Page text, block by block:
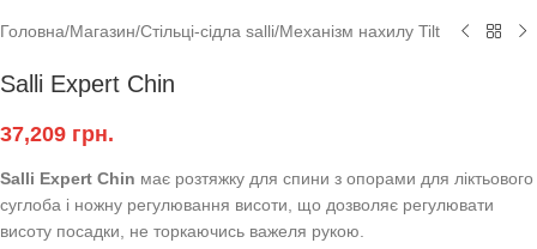
Головна/Магазин/Стільці-сідла salli/Механізм нахилу Tilt
Salli Expert Chin
37,209 грн.
Salli Expert Chin має розтяжку для спини з опорами для ліктьового
суглоба і ножну регулювання висоти, що дозволяє регулювати
висоту посадки, не торкаючись важеля рукою.